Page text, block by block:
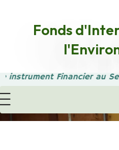
Fonds
instrument Financier au
No